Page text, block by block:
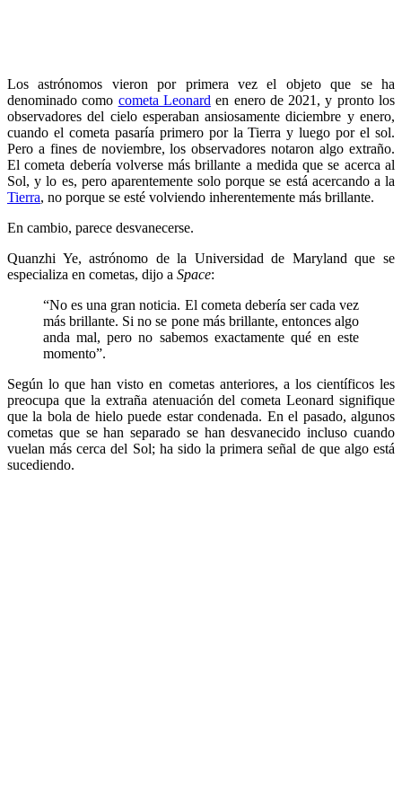
Los astrónomos vieron por primera vez el objeto que se ha
denominado como cometa Leonard en enero de 2021, y pronto los
observadores del cielo esperaban ansiosamente diciembre y enero,
cuando el cometa pasaría primero por la Tierra y luego por el sol.
Pero a fines de noviembre, los observadores notaron algo extraño.
El cometa debería volverse más brillante a medida que se acerca al
Sol, y lo es, pero aparentemente solo porque se está acercando a la
Tierra, no porque se esté volviendo inherentemente más brillante.
En cambio, parece desvanecerse.
Quanzhi Ye, astrónomo de la Universidad de Maryland que se
especializa en cometas, dijo a Space:
“No es una gran noticia. El cometa debería ser cada vez
más brillante. Si no se pone más brillante, entonces algo
anda mal, pero no sabemos exactamente qué en este
momento”.
Según lo que han visto en cometas anteriores, a los científicos les
preocupa que la extraña atenuación del cometa Leonard signifique
que la bola de hielo puede estar condenada. En el pasado, algunos
cometas que se han separado se han desvanecido incluso cuando
vuelan más cerca del Sol; ha sido la primera señal de que algo está
sucediendo.